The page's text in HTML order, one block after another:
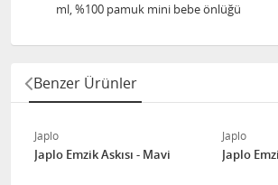
ml, %100 pamuk mini bebe önlüğü
Benzer Ürünler
Japlo
Japlo Emzik Askısı - Mavi
Japlo
Japlo